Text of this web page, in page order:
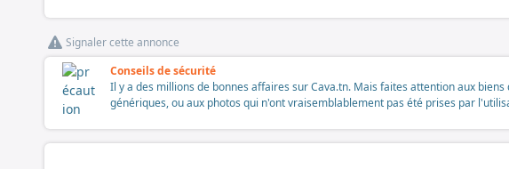
Signaler cette annonce
Conseils de sécurité
Il y a des millions de bonnes affaires sur Cava.tn. Mais faites attention aux
génériques, ou aux photos qui n'ont vraisemblablement pas été prises par